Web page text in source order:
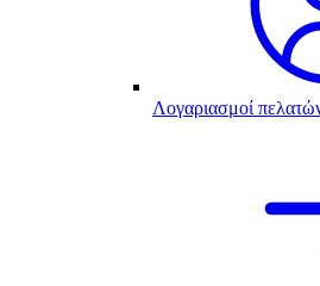
Λογαριασμοί